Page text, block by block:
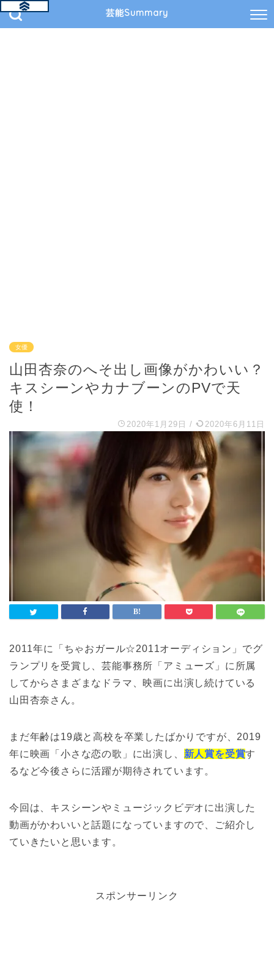
芸能Summary
女優
山田杏奈のへそ出し画像がかわいい？
キスシーンやカナブーンのPVで天
使！
2020年1月29日 / 2020年6月11日
2011年に「ちゃおガール☆2011オーディション」でグ
ランプリを受賞し、芸能事務所「アミューズ」に所属
してからさまざまなドラマ、映画に出演し続けている
山田杏奈さん。
まだ年齢は19歳と高校を卒業したばかりですが、2019
年に映画「小さな恋の歌」に出演し、 新人賞を受賞す
るなど今後さらに活躍が期待されています。
今回は、キスシーンやミュージックビデオに出演した
動画がかわいいと話題になっていますので、ご紹介し
ていきたいと思います。
スポンサーリンク